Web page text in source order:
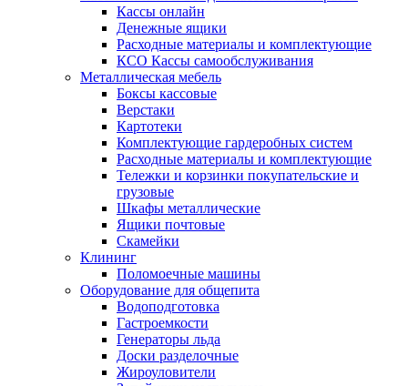
Кассы онлайн
Денежные ящики
Расходные материалы и комплектующие
КСО Кассы самообслуживания
Металлическая мебель
Боксы кассовые
Верстаки
Картотеки
Комплектующие гардеробных систем
Расходные материалы и комплектующие
Тележки и корзинки покупательские и
грузовые
Шкафы металлические
Ящики почтовые
Скамейки
Клининг
Поломоечные машины
Оборудование для общепита
Водоподготовка
Гастроемкости
Генераторы льда
Доски разделочные
Жироуловители